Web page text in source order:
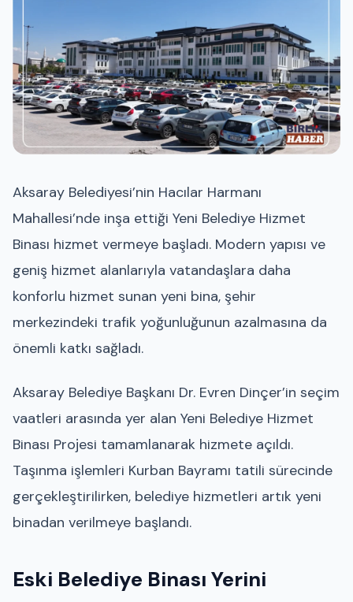
Aksaray Belediyesi’nin Hacılar Harmanı
Mahallesi’nde inşa ettiği Yeni Belediye Hizmet
Binası hizmet vermeye başladı. Modern yapısı ve
geniş hizmet alanlarıyla vatandaşlara daha
konforlu hizmet sunan yeni bina, şehir
merkezindeki trafik yoğunluğunun azalmasına da
önemli katkı sağladı.
Aksaray Belediye Başkanı Dr. Evren Dinçer’in seçim
vaatleri arasında yer alan Yeni Belediye Hizmet
Binası Projesi tamamlanarak hizmete açıldı.
Taşınma işlemleri Kurban Bayramı tatili sürecinde
gerçekleştirilirken, belediye hizmetleri artık yeni
binadan verilmeye başlandı.
Eski Belediye Binası Yerini